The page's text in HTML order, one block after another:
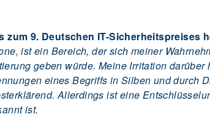
zum 9. Deutschen IT-Sicherheitspreises
ist ein Bereich, der sich meiner
geben würde. Meine Irritation
eines Begriffs in Silben und durch
Allerdings ist eine
ist.